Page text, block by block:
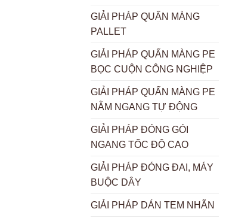
GIẢI PHÁP QUẤN MÀNG
PALLET
GIẢI PHÁP QUẤN MÀNG PE
BỌC CUỘN CÔNG NGHIỆP
GIẢI PHÁP QUẤN MÀNG PE
NẰM NGANG TỰ ĐỘNG
GIẢI PHÁP ĐÓNG GÓI
NGANG TỐC ĐỘ CAO
GIẢI PHÁP ĐÓNG ĐAI, MÁY
BUỘC DÂY
GIẢI PHÁP DÁN TEM NHÃN